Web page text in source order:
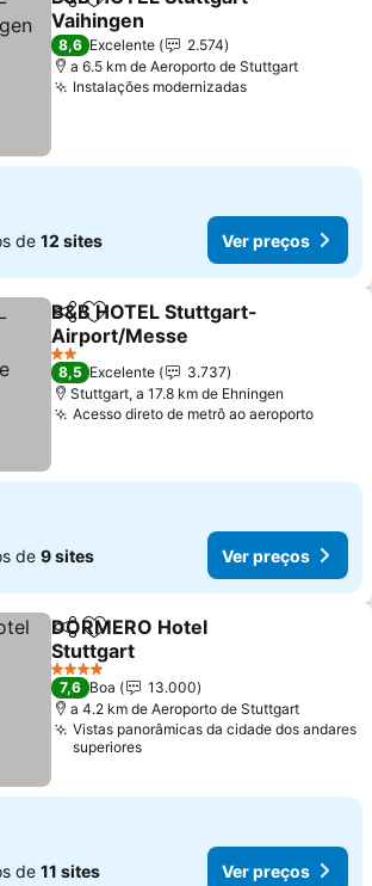
PartilharAdicionar aos favoritos
Vaihingen
8,6 Excelente
2.574
a 6.5 km de Aeroporto de Stuttgart
Instalações modernizadas
de 12 sites Ver preços
PartilharAdicionar aos favoritos
B&B HOTEL Stuttgart-
Airport/Messe
2 Estrelas
8,5 Excelente
3.737
Stuttgart, a 17.8 km de Ehningen
Acesso direto de metrô ao aeroporto
de 9 sites Ver preços
PartilharAdicionar aos favoritos
DORMERO Hotel
Stuttgart
4 Estrelas
7,6 Boa
13.000
a 4.2 km de Aeroporto de Stuttgart
Vistas panorâmicas da cidade dos andares
superiores
de 11 sites Ver preços